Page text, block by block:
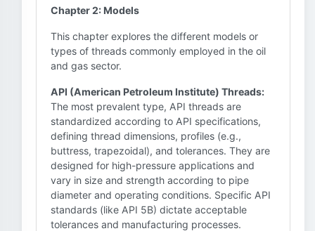
Chapter 2: Models
This chapter explores the different models or
types of threads commonly employed in the oil
and gas sector.
API (American Petroleum Institute) Threads:
The most prevalent type, API threads are
standardized according to API specifications,
defining thread dimensions, profiles (e.g.,
buttress, trapezoidal), and tolerances. They are
designed for high-pressure applications and
vary in size and strength according to pipe
diameter and operating conditions. Specific API
standards (like API 5B) dictate acceptable
tolerances and manufacturing processes.